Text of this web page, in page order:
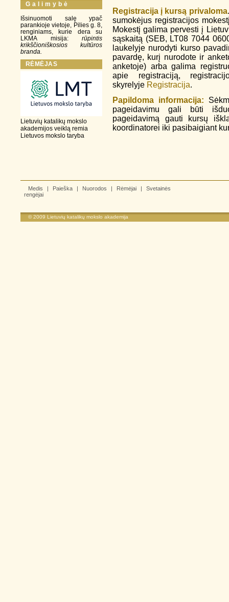
G a l i m y b ė
Išsinuomoti salę ypač
parankioje vietoje, Pilies g. 8,
renginiams, kurie dera su
LKMA misija: rūpintis
krikščioniškosios kultūros
branda.
RĖMĖJAS
Lietuvių katalikų mokslo
akademijos veiklą remia
Lietuvos mokslo taryba
Registracija į kursą privaloma
sumokėjus registracijos
Mokestį galima pervesti į
sąskaitą (SEB, LT08 7044
laukelyje nurodyti kurso
pavardę, kurį nurodote ir
anketoje) arba galima
apie registraciją,
skyrelyje Registracija.
Papildoma informacija:
pageidavimu gali būti
pageidavimą gauti kursų
koordinatorei iki pasibaigiant
Medis | Paieška | Nuorodos | Rėmėjai |
Svetainės
rengėjai
© 2009 Lietuvių katalikų mokslo akademija